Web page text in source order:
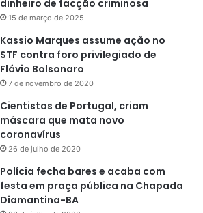
dinheiro de facção criminosa
15 de março de 2025
Kassio Marques assume ação no
STF contra foro privilegiado de
Flávio Bolsonaro
7 de novembro de 2020
Cientistas de Portugal, criam
máscara que mata novo
coronavírus
26 de julho de 2020
Polícia fecha bares e acaba com
festa em praça pública na Chapada
Diamantina-BA